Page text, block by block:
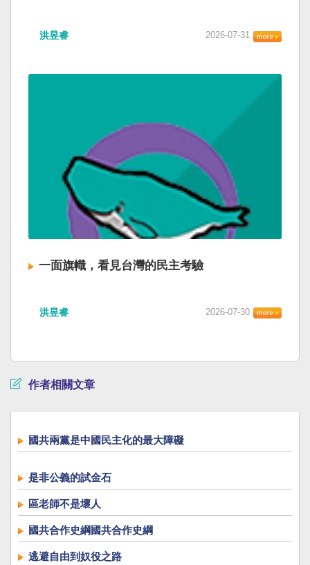
洪昱睿 2026-07-31
一面旗幟，看見台灣的民主考驗
洪昱睿 2026-07-30
作者相關文章
國共兩黨是中國民主化的最大障礙
是非公義的試金石
區老師不是壞人
國共合作史綱國共合作史綱
逃避自由到奴役之路